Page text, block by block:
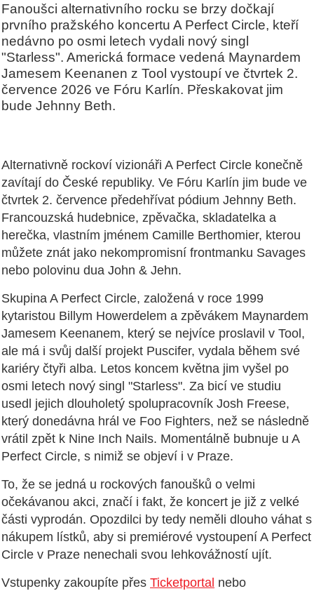
Fanoušci alternativního rocku se brzy dočkají
prvního pražského koncertu A Perfect Circle, kteří
nedávno po osmi letech vydali nový singl
"Starless". Americká formace vedená Maynardem
Jamesem Keenanen z Tool vystoupí ve čtvrtek 2.
července 2026 ve Fóru Karlín. Přeskakovat jim
bude Jehnny Beth.
Alternativně rockoví vizionáři A Perfect Circle konečně
zavítají do České republiky. Ve Fóru Karlín jim bude ve
čtvrtek 2. července předehřívat pódium Jehnny Beth.
Francouzská hudebnice, zpěvačka, skladatelka a
herečka, vlastním jménem Camille Berthomier, kterou
můžete znát jako nekompromisní frontmanku Savages
nebo polovinu dua John & Jehn.
Skupina A Perfect Circle, založená v roce 1999
kytaristou Billym Howerdelem a zpěvákem Maynardem
Jamesem Keenanem, který se nejvíce proslavil v Tool,
ale má i svůj další projekt Puscifer, vydala během své
kariéry čtyři alba. Letos koncem května jim vyšel po
osmi letech nový singl "Starless". Za bicí ve studiu
usedl jejich dlouholetý spolupracovník Josh Freese,
který donedávna hrál ve Foo Fighters, než se následně
vrátil zpět k Nine Inch Nails. Momentálně bubnuje u A
Perfect Circle, s nimiž se objeví i v Praze.
To, že se jedná u rockových fanoušků o velmi
očekávanou akci, značí i fakt, že koncert je již z velké
části vyprodán. Opozdilci by tedy neměli dlouho váhat s
nákupem lístků, aby si premiérové vystoupení A Perfect
Circle v Praze nenechali svou lehkovážností ujít.
Vstupenky zakoupíte přes Ticketportal nebo